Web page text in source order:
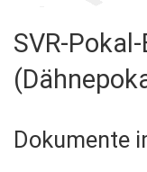
Schachjugend
SVR-
Dokumente